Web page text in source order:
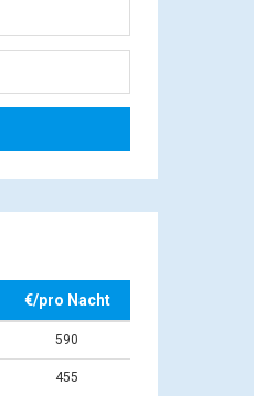
€/pro Nacht
590
455